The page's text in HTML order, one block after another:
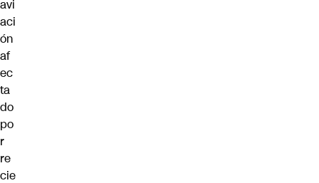
avi
aci
ón
af
ec
ta
do
po
r
re
cie